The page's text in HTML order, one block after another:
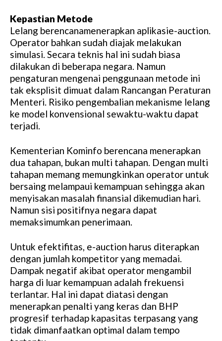
Kepastian Metode
Lelang berencanamenerapkan aplikasie-auction.
Operator bahkan sudah diajak melakukan
simulasi. Secara teknis hal ini sudah biasa
dilakukan di beberapa negara. Namun
pengaturan mengenai penggunaan metode ini
tak eksplisit dimuat dalam Rancangan Peraturan
Menteri. Risiko pengembalian mekanisme lelang
ke model konvensional sewaktu-waktu dapat
terjadi.
Kementerian Kominfo berencana menerapkan
dua tahapan, bukan multi tahapan. Dengan multi
tahapan memang memungkinkan operator untuk
bersaing melampaui kemampuan sehingga akan
menyisakan masalah finansial dikemudian hari.
Namun sisi positifnya negara dapat
memaksimumkan penerimaan.
Untuk efektifitas, e-auction harus diterapkan
dengan jumlah kompetitor yang memadai.
Dampak negatif akibat operator mengambil
harga di luar kemampuan adalah frekuensi
terlantar. Hal ini dapat diatasi dengan
menerapkan penalti yang keras dan BHP
progresif terhadap kapasitas terpasang yang
tidak dimanfaatkan optimal dalam tempo